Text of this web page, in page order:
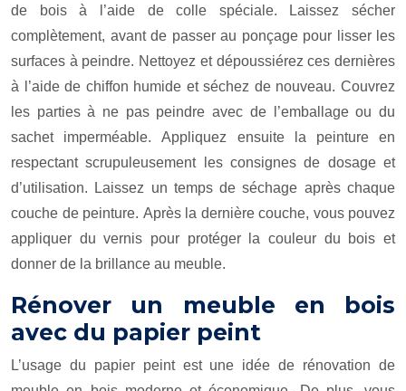
de bois à l’aide de colle spéciale. Laissez sécher
complètement, avant de passer au ponçage pour lisser les
surfaces à peindre. Nettoyez et dépoussiérez ces dernières
à l’aide de chiffon humide et séchez de nouveau. Couvrez
les parties à ne pas peindre avec de l’emballage ou du
sachet imperméable. Appliquez ensuite la peinture en
respectant scrupuleusement les consignes de dosage et
d’utilisation. Laissez un temps de séchage après chaque
couche de peinture. Après la dernière couche, vous pouvez
appliquer du vernis pour protéger la couleur du bois et
donner de la brillance au meuble.
Rénover un meuble en bois
avec du papier peint
L’usage du papier peint est une idée de rénovation de